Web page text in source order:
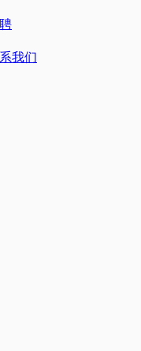
我们